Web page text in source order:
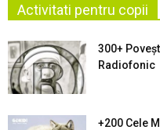
Activitati pentru copii
300+
Radiofonic
+200 Cele